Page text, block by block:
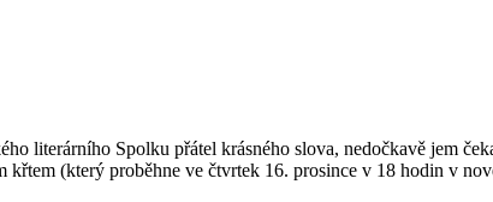
literárního Spolku přátel krásného slova, nedočkavě jem
křtem (který proběhne ve čtvrtek 16. prosince v 18 hodin v